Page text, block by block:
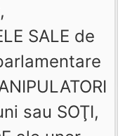
SALE de
sau SOŢI,